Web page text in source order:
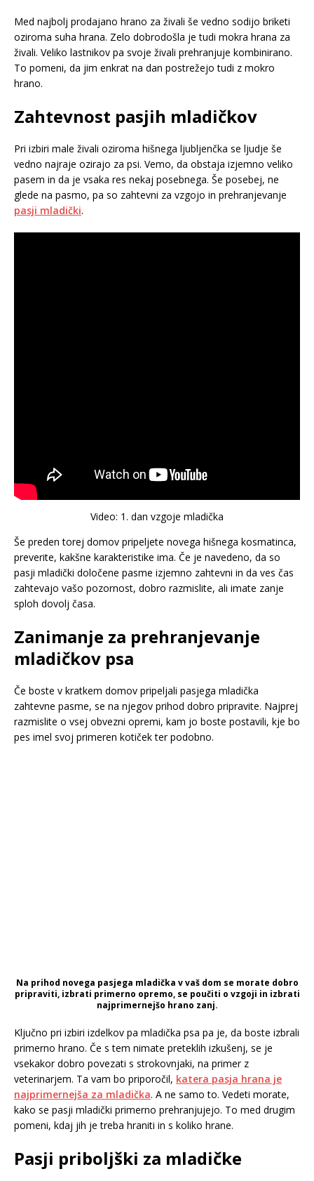
Med najbolj prodajano hrano za živali še vedno sodijo briketi
oziroma suha hrana. Zelo dobrodošla je tudi mokra hrana za
živali. Veliko lastnikov pa svoje živali prehranjuje kombinirano.
To pomeni, da jim enkrat na dan postrežejo tudi z mokro
hrano.
Zahtevnost pasjih mladičkov
Pri izbiri male živali oziroma hišnega ljubljenčka se ljudje še
vedno najraje ozirajo za psi. Vemo, da obstaja izjemno veliko
pasem in da je vsaka res nekaj posebnega. Še posebej, ne
glede na pasmo, pa so zahtevni za vzgojo in prehranjevanje
pasji mladički.
Video: 1. dan vzgoje mladička
Še preden torej domov pripeljete novega hišnega kosmatinca,
preverite, kakšne karakteristike ima. Če je navedeno, da so
pasji mladički določene pasme izjemno zahtevni in da ves čas
zahtevajo vašo pozornost, dobro razmislite, ali imate zanje
sploh dovolj časa.
Zanimanje za prehranjevanje
mladičkov psa
Če boste v kratkem domov pripeljali pasjega mladička
zahtevne pasme, se na njegov prihod dobro pripravite. Najprej
razmislite o vsej obvezni opremi, kam jo boste postavili, kje bo
pes imel svoj primeren kotiček ter podobno.
Na prihod novega pasjega mladička v vaš dom se morate dobro
pripraviti, izbrati primerno opremo, se poučiti o vzgoji in izbrati
najprimernejšo hrano zanj.
Ključno pri izbiri izdelkov pa mladička psa pa je, da boste izbrali
primerno hrano. Če s tem nimate preteklih izkušenj, se je
vsekakor dobro povezati s strokovnjaki, na primer z
veterinarjem. Ta vam bo priporočil, katera pasja hrana je
najprimernejša za mladička. A ne samo to. Vedeti morate,
kako se pasji mladički primerno prehranjujejo. To med drugim
pomeni, kdaj jih je treba hraniti in s koliko hrane.
Pasji priboljški za mladičke